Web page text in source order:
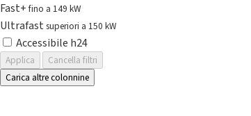
Fast+fino a 149 kW
Ultrafast superiori a 150 kW
Accessibile h24
Applica
Cancella filtri
Carica altre colonnine